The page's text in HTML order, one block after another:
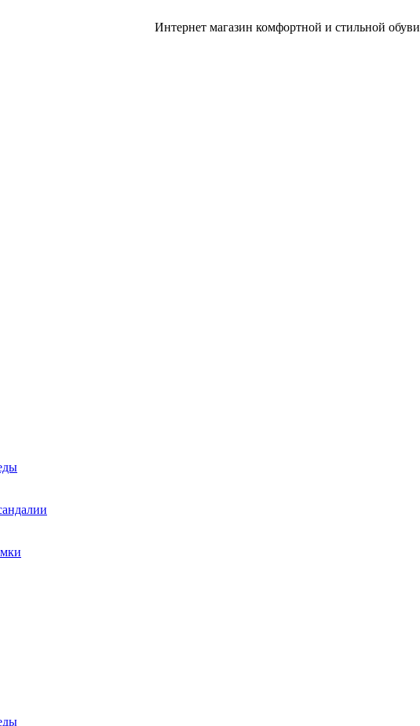
Интернет магазин комфортной и стильной обуви